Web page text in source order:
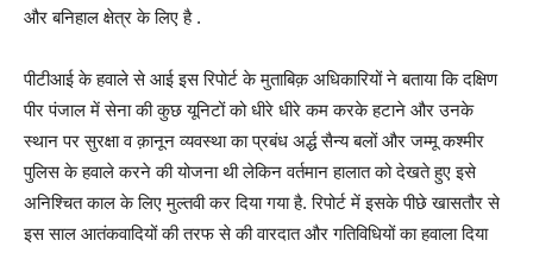
और बनिहाल क्षेत्र के लिए है .
पीटीआई के हवाले से आई इस रिपोर्ट के मुताबिक़ अधिकारियों ने बताया कि दक्षिण
पीर पंजाल में सेना की कुछ यूनिटों को धीरे धीरे कम करके हटाने और उनके
स्थान पर सुरक्षा व क़ानून व्यवस्था का प्रबंध अर्द्ध सैन्य बलों और जम्मू कश्मीर
पुलिस के हवाले करने की योजना थी लेकिन वर्तमान हालात को देखते हुए इसे
अनिश्चित काल के लिए मुल्तवी कर दिया गया है. रिपोर्ट में इसके पीछे खासतौर से
इस साल आतंकवादियों की तरफ से की वारदात और गतिविधियों का हवाला दिया